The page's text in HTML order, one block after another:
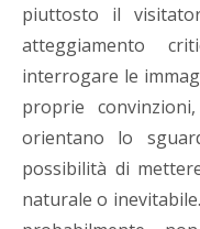
piuttosto il
atteggiamento
interrogare le
proprie
orientano lo
possibilità di
naturale o